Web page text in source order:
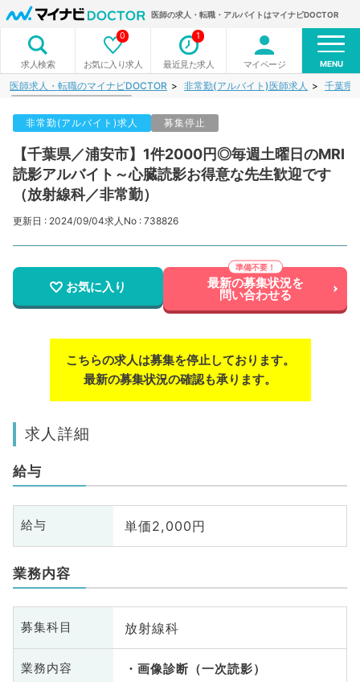
医師の求人・転職・アルバイトはマイナビDOCTOR
求人検索 お気に入り求人
0
最近見た求人
1
マイページ MENU
医師求人・転職のマイナビDOCTOR 非常勤(アルバイト)医師求人 千葉県
非常勤(アルバイト)求人 募集停止
【千葉県／浦安市】1件2000円◎毎週土曜日のMRI
読影アルバイト～心臓読影お得意な先生歓迎です
（放射線科／非常勤）
更新日 : 2024/09/04求人No : 738826
お気に入り 最新の募集状況を
問い合わせる
こちらの求人は募集を停止しております。
最新の募集状況の確認も承ります。
求人詳細
給与
給与 単価2,000円
業務内容
募集科目 放射線科
業務内容 画像診断（一次読影）